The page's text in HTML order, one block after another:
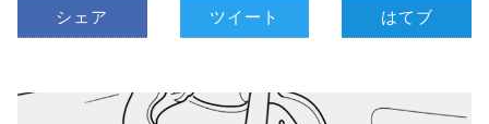
シェア ツイート はてブ